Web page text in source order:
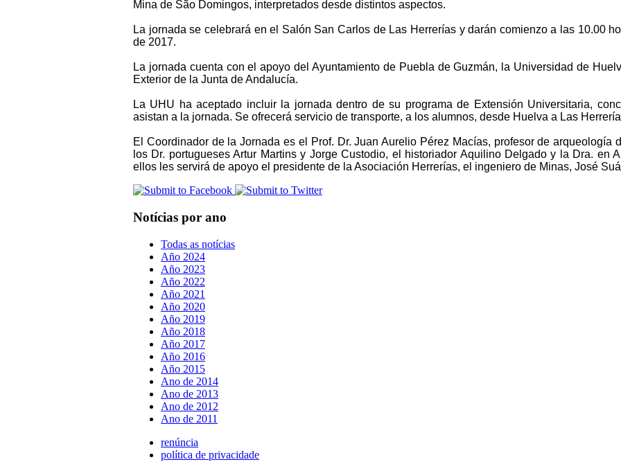
Mina de São Domingos, interpretados desde distintos aspectos.
La jornada se celebrará en el Salón San Carlos de Las Herrerías y darán comienzo a las 10.00
de 2017.
La jornada cuenta con el apoyo del Ayuntamiento de Puebla de Guzmán, la Universidad de
Exterior de la Junta de Andalucía.
La UHU ha aceptado incluir la jornada dentro de su programa de Extensión Universitaria,
asistan a la jornada. Se ofrecerá servicio de transporte, a los alumnos, desde Huelva a Las
El Coordinador de la Jornada es el Prof. Dr. Juan Aurelio Pérez Macías, profesor de arqueología
los Dr. portugueses Artur Martins y Jorge Custodio, el historiador Aquilino Delgado y la Dra. en
ellos les servirá de apoyo el presidente de la Asociación Herrerías, el ingeniero de Minas, José
Notícias por ano
Todas as notícias
Año 2024
Año 2023
Año 2022
Año 2021
Año 2020
Año 2019
Año 2018
Año 2017
Año 2016
Año 2015
Ano de 2014
Ano de 2013
Ano de 2012
Ano de 2011
renúncia
política de privacidade